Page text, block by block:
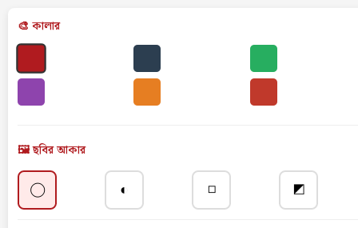
🎨 কালার
🖼️ ছবির আকার
◯ ◐ ◻ ◩